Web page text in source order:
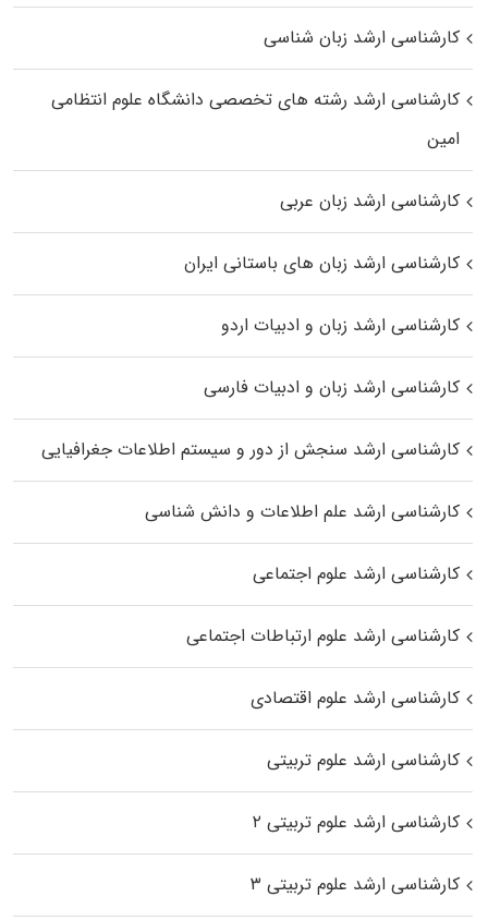
کارشناسی ارشد زبان شناسی
کارشناسی ارشد رﺷﺘﻪ ﻫﺎی تخصصی داﻧﺸﮕﺎه ﻋﻠﻮم انتظامی
اﻣﻴﻦ
کارشناسی ارشد زبان عربی
کارشناسی ارشد زبان‌ های باستانی ایران
کارشناسی ارشد زبان و ادبیات اردو
کارشناسی ارشد زبان و ادبیات فارسی
کارشناسی ارشد سنجش از دور و سیستم اطلاعات جغرافیایی
کارشناسی ارشد علم اطلاعات و دانش شناسی
کارشناسی ارشد علوم اجتماعی
کارشناسی ارشد علوم ارتباطات اجتماعی
کارشناسی ارشد علوم اقتصادی
کارشناسی ارشد علوم تربیتی
کارشناسی ارشد علوم تربیتی ۲
کارشناسی ارشد علوم تربیتی ۳